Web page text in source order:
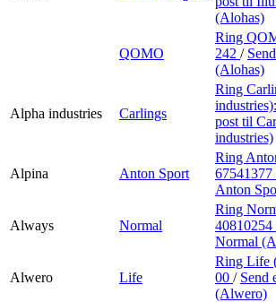
(Alohas)
QOMO
Ring
242 /
(Alohas)
Alpha industries Carlings
Ring
industries):
post til
industries)
Alpina Anton Sport
Ring
67541377
Anton
Always Normal
Ring
40810254
Normal
Alwero Life
Ring Life
00 / Send
(Alwero)